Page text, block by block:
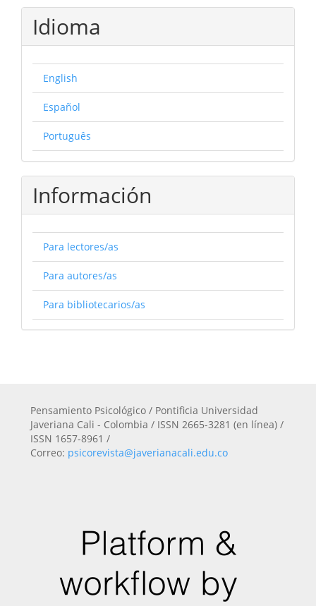
Idioma
English
Español
Português
Información
Para lectores/as
Para autores/as
Para bibliotecarios/as
Pensamiento Psicológico / Pontificia Universidad
Javeriana Cali - Colombia / ISSN 2665-3281 (en línea) /
ISSN 1657-8961 /
Correo: psicorevista@javerianacali.edu.co